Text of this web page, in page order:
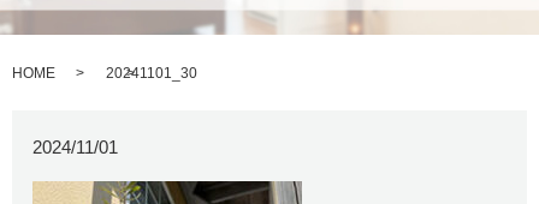
HOME 20241101_30
2024/11/01